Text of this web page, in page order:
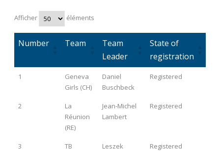
Afficher éléments
Number Team
Team
Leader
State of
registration
Number
Team
Team
Leader
State of
1
Geneva
Girls (CH)
Daniel
Buschbeck
Registered
2
La
Réunion
(RE)
Jean-Michel
Lambert
Registered
3
TB
Leszek
Registered